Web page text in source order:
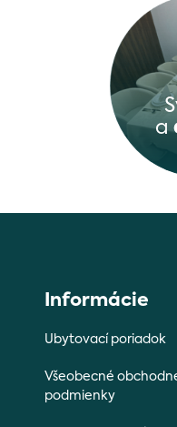
a
Informácie
Ubytovací poriadok
Všeobecné
podmienky